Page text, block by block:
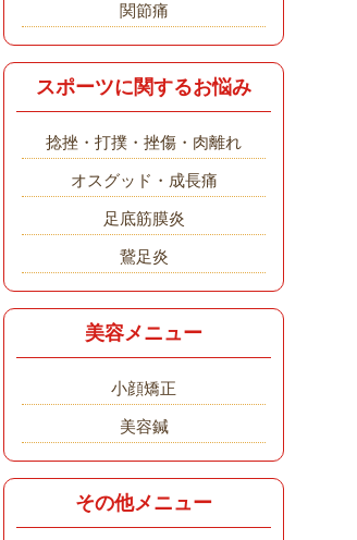
関節痛
スポーツに関するお悩み
捻挫・打撲・挫傷・肉離れ
オスグッド・成長痛
足底筋膜炎
鵞足炎
美容メニュー
小顔矯正
美容鍼
その他メニュー